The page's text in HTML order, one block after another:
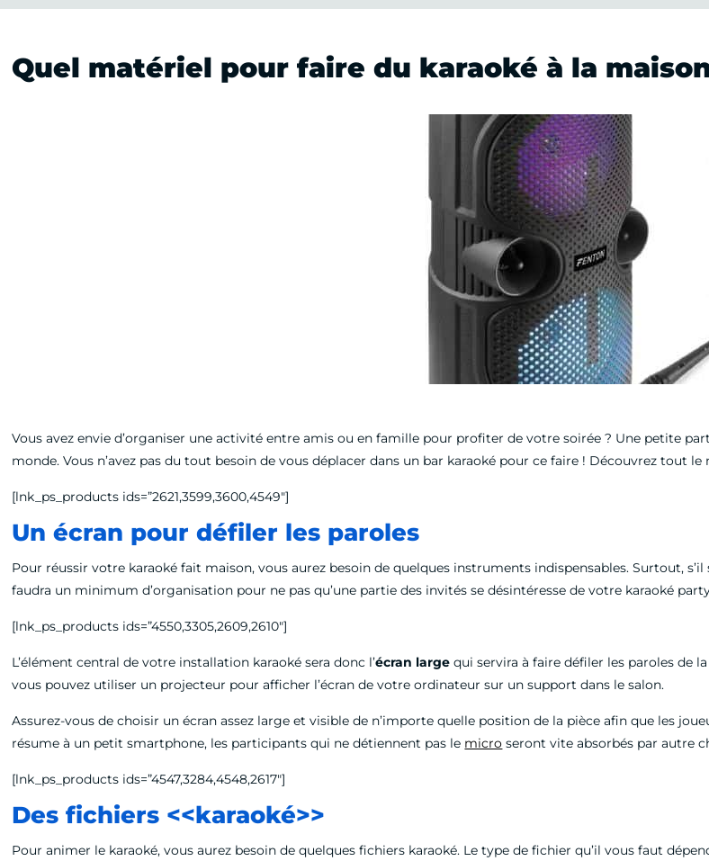
Quel matériel pour faire du karaoké à la
Vous avez envie d’organiser une activité entre amis ou en famille pour profiter de votre soirée ? Une petite
monde. Vous n’avez pas du tout besoin de vous déplacer dans un bar karaoké pour ce faire ! Découvrez tout
[lnk_ps_products ids=”2621,3599,3600,4549″]
Un écran pour défiler les paroles
Pour réussir votre karaoké fait maison, vous aurez besoin de quelques instruments indispensables. Surtout,
faudra un minimum d’organisation pour ne pas qu’une partie des invités se désintéresse de votre karaoké
[lnk_ps_products ids=”4550,3305,2609,2610″]
L’élément central de votre installation karaoké sera donc l’écran large qui servira à faire défiler les paroles de
vous pouvez utiliser un projecteur pour afficher l’écran de votre ordinateur sur un support dans le salon.
Assurez-vous de choisir un écran assez large et visible de n’importe quelle position de la pièce afin que les
résume à un petit smartphone, les participants qui ne détiennent pas le micro seront vite absorbés par autre
[lnk_ps_products ids=”4547,3284,4548,2617″]
Des fichiers <<karaoké>>
Pour animer le karaoké, vous aurez besoin de quelques fichiers karaoké. Le type de fichier qu’il vous faut